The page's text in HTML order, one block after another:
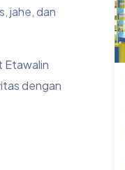
jahe, dan
Etawalin
dengan